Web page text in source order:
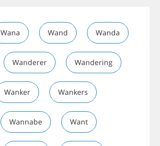
Wana Wand Wanda
Wanderer Wandering
Wanker Wankers
Wannabe Want